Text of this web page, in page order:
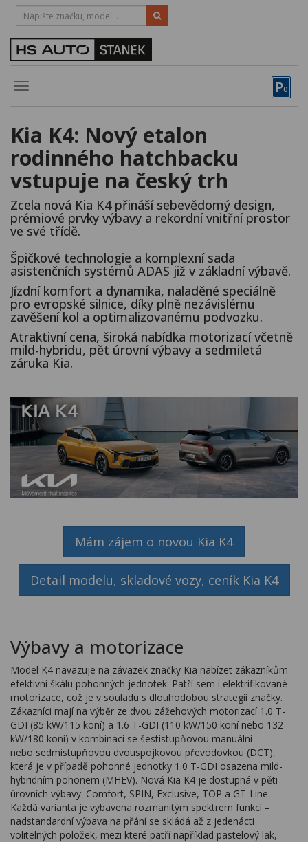
P0
Toggle
HOTLINE:
STRAKONICE-383 335 366
Půjčovna
Obytné vozy
Servis
Financování
Novinky
Záruka
Kariéra
Kontakty
Kia K4: Nový etalon
rodinného hatchbacku
vstupuje na český trh
Zcela nová Kia K4 přináší sebevědomý design,
prémiové prvky výbavy a rekordní vnitřní prostor
ve své třídě.
Špičkové technologie a komplexní sada
asistenčních systémů ADAS již v základní výbavě.
Jízdní komfort a dynamika, naladěné speciálně
pro evropské silnice, díky plně nezávislému
zavěšení kol a optimalizovanému podvozku.
Atraktivní cena, široká nabídka motorizací včetně
mild-hybridu, pět úrovní výbavy a sedmiletá
záruka Kia.
Mám zájem o novou Kia K4
Detail modelu, skladové vozy, ceník Kia K4
Výbavy a motorizace
Model K4 navazuje na závazek značky Kia nabízet zákazníkům
efektivní škálu pohonných jednotek. Patří sem i elektrifikované
motorizace, což je v souladu s dlouhodobou strategií značky.
Zákazníci mají na výběr ze dvou zážehových motorizací 1.0 T-
GDI (85 kW/115 koní) a 1.6 T-GDI (110 kW/150 koní nebo 132
kW/180 koní) v kombinaci se šestistupňovou manuální
nebo sedmistupňovou dvouspojkovou převodovkou (DCT),
která je v případě pohonné jednotky 1.0 T-GDI osazena mild-
hybridním pohonem (MHEV). Nová Kia K4 je dostupná v pěti
úrovních výbavy: Comfort, SPIN, Exclusive, TOP a GT-Line.
Každá varianta je vybavena rozmanitým spektrem funkcí –
nadstandardní výbava na přání se skládá až z jedenácti
volitelných položek, mezi které patří například pastelový lak,